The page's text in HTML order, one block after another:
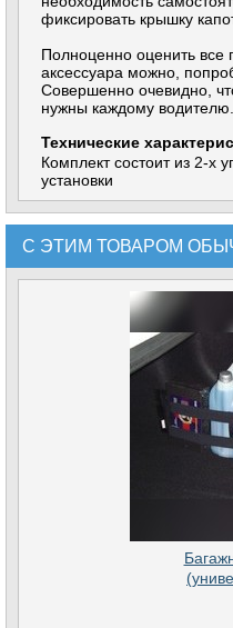
фиксировать крышку
Полноценно оценить все
аксессуара можно,
Совершенно очевидно,
нужны каждому водителю.
Технические
Комплект состоит из 2-х
установки
С ЭТИМ ТОВАРОМ